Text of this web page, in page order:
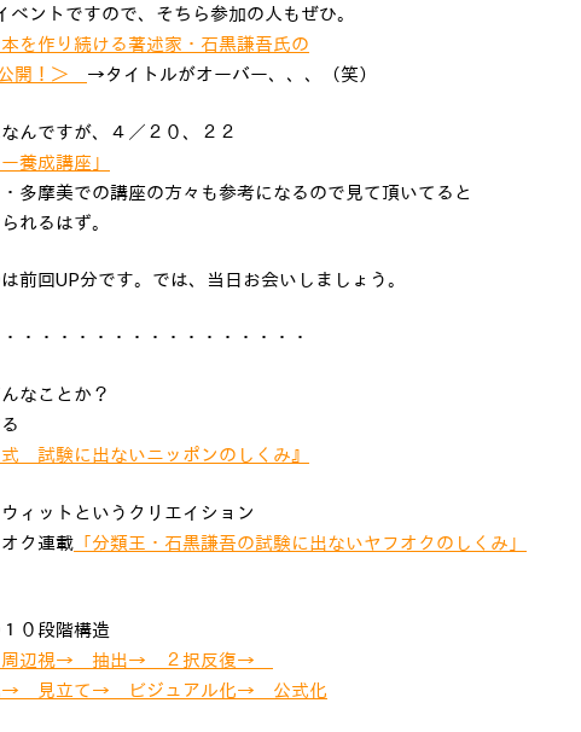
ントですので、そちら参加の人もぜひ。
を作り続ける著述家・石黒謙吾氏の
開！＞ →タイトルがオーバー、、、（笑）
んですが、４／２０、２２
養成講座」
多摩美での講座の方々も参考になるので見て頂いてると
れるはず。
前回UP分です。では、当日お会いしましょう。
・・・・・・・・・・・・・・・・
なことか？
る
試験に出ないニッポンのしくみ』
ィットというクリエイション
ク連載 「分類王・石黒謙吾の試験に出ないヤフオクのしくみ」
０段階構造
辺視→ 抽出→ ２択反復→
→ 見立て→ ビジュアル化→ 公式化